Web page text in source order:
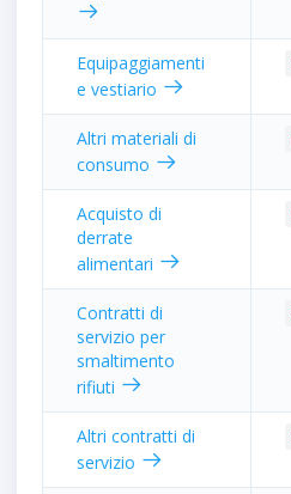
Equipaggiamenti
e vestiario
Altri materiali di
consumo
Acquisto di
derrate
alimentari
Contratti di
servizio per
smaltimento
rifiuti
Altri contratti di
servizio